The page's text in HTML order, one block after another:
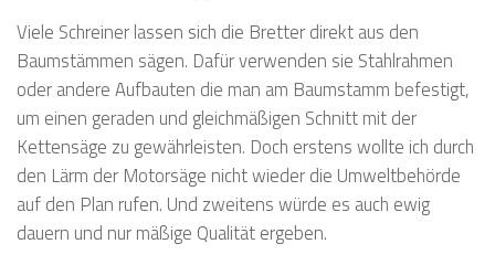
Viele Schreiner lassen sich die Bretter direkt aus den
Baumstämmen sägen. Dafür verwenden sie Stahlrahmen
oder andere Aufbauten die man am Baumstamm befestigt,
um einen geraden und gleichmäßigen Schnitt mit der
Kettensäge zu gewährleisten. Doch erstens wollte ich durch
den Lärm der Motorsäge nicht wieder die Umweltbehörde
auf den Plan rufen. Und zweitens würde es auch ewig
dauern und nur mäßige Qualität ergeben.